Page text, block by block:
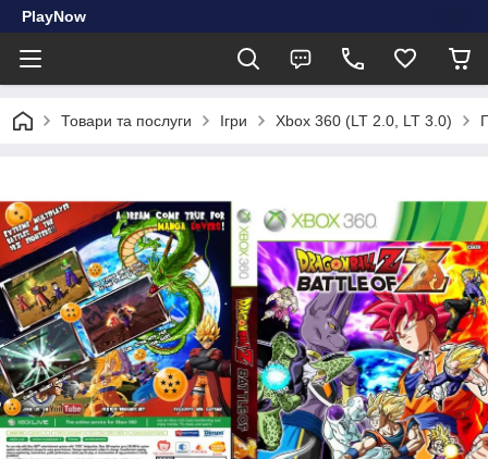
PlayNow
Товари та послуги Ігри Xbox 360 (LT 2.0, LT 3.0)